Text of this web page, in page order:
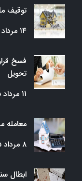
توقیف
۱۴ مرداد ۱۴۰۵
فسخ
تحویل
۱۱ مرداد ۱۴۰۵
معامله
۸ مرداد ۱۴۰۵
ابطال